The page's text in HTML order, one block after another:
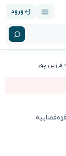
ورود
فرزین پور